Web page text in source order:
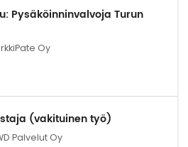
Pysäköinninvalvoja Turun
Oy
(vakituinen työ)
Palvelut Oy